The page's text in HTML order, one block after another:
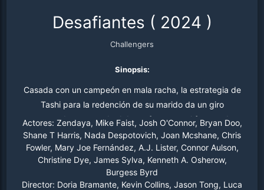
Desafiantes ( 2024 )
Challengers
Sinopsis:
Casada con un campeón en mala racha, la estrategia de
Tashi para la redención de su marido da un giro
sorprendente cuando debe enfrentarse al fracasado
Patrick, su ex mejor amigo y ex novio de Tashi. A medida
que sus pasados y presentes chocan, y las tensiones
aumentan, Tashi debe preguntarse cuánto costará
ganar.
Actores: Zendaya, Mike Faist, Josh O'Connor, Bryan Doo,
Shane T Harris, Nada Despotovich, Joan Mcshane, Chris
Fowler, Mary Joe Fernández, A.J. Lister, Connor Aulson,
Christine Dye, James Sylva, Kenneth A. Osherow,
Burgess Byrd
Director: Doria Bramante, Kevin Collins, Jason Tong, Luca